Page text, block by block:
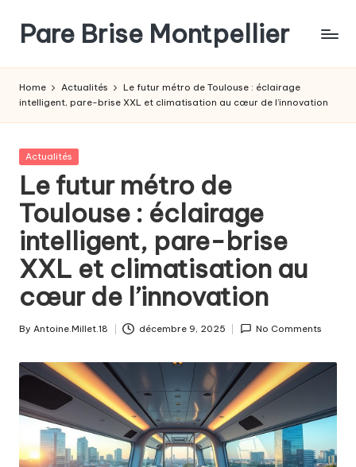
content
Pare Brise Montpellier
Home Actualités
Le futur métro de Toulouse : éclairage
intelligent, pare-brise XXL et climatisation au cœur de l’innovation
Posted
Actualités
Le futur métro de
Toulouse : éclairage
intelligent, pare-brise
XXL et climatisation au
cœur de l’innovation
Posted
By Antoine.Millet.18 décembre 9, 2025 No Comments